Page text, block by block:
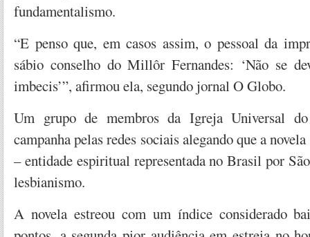
fundamentalismo.
“E penso que, em casos assim, o pessoal da
sábio conselho do Millôr Fernandes: ‘Não se
imbecis’”, afirmou ela, segundo jornal O Globo.
Um grupo de membros da Igreja Universal
campanha pelas redes sociais alegando que a
– entidade espiritual representada no Brasil por
lesbianismo.
A novela estreou com um índice considerado